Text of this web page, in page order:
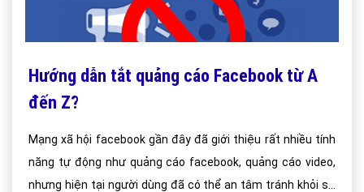
Hướng dẫn tắt quảng cáo Facebook từ A
đến Z?
Mạng xã hội facebook gần đây đã giới thiệu rất nhiều tính
năng tự động như quảng cáo facebook, quảng cáo video,
nhưng hiện tại người dùng đã có thể an tâm tránh khỏi sự